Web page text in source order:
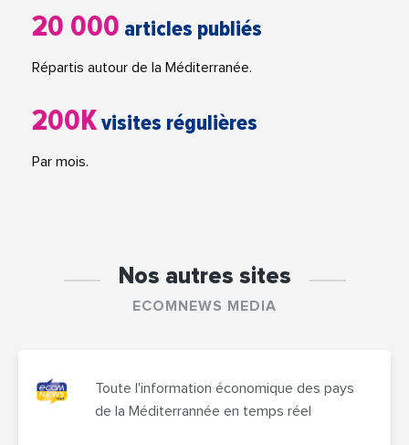
20 000 articles publiés
Répartis autour de la Méditerranée.
200Kvisites régulières
Par mois.
Nos autres sites
ECOMNEWS MEDIA
Toute l'information économique des pays
de la Méditerrannée en temps réel